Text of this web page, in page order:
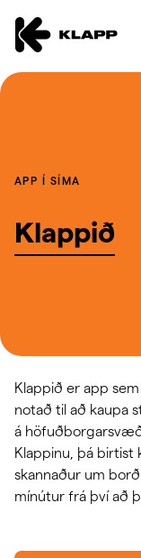
APP Í SÍMA
Klappið
Klappið er app
notað til að kaupa
á
Klappinu, þá birtist
skannaður um
mínútur frá því að